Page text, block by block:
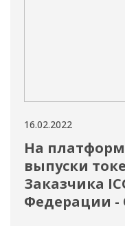
16.02.2022
На
выпуски
Заказчика
Федерации